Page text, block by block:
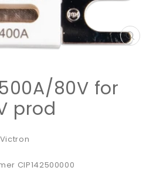
80V for
prod
Victron
CIP142500000